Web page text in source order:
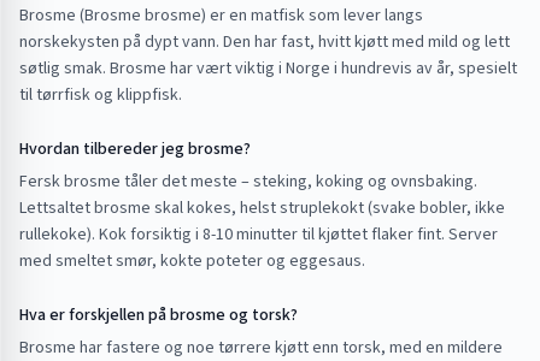
Brosme (Brosme brosme) er en matfisk som lever langs
norskekysten på dypt vann. Den har fast, hvitt kjøtt med mild og lett
søtlig smak. Brosme har vært viktig i Norge i hundrevis av år, spesielt
til tørrfisk og klippfisk.
Hvordan tilbereder jeg brosme?
Fersk brosme tåler det meste – steking, koking og ovnsbaking.
Lettsaltet brosme skal kokes, helst struplekokt (svake bobler, ikke
rullekoke). Kok forsiktig i 8-10 minutter til kjøttet flaker fint. Server
med smeltet smør, kokte poteter og eggesaus.
Hva er forskjellen på brosme og torsk?
Brosme har fastere og noe tørrere kjøtt enn torsk, med en mildere